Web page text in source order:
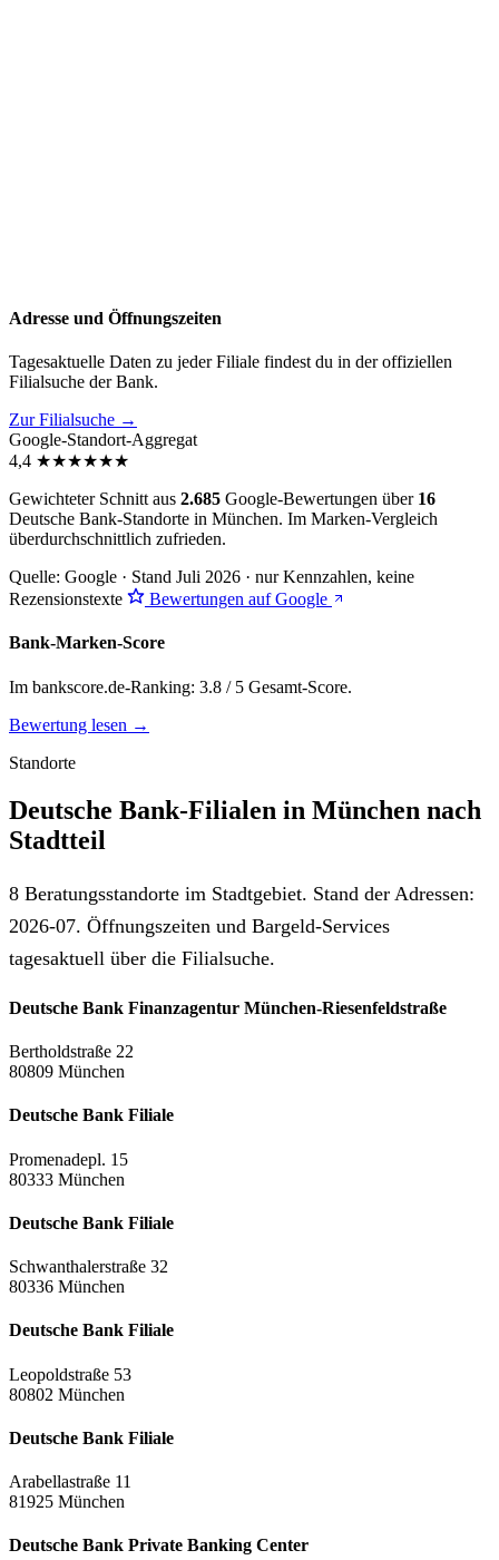
Adresse und Öffnungszeiten
Tagesaktuelle Daten zu jeder Filiale findest du in der offiziellen
Filialsuche der Bank.
Zur Filialsuche →
Google-Standort-Aggregat
4,4 ★★★★★★
Gewichteter Schnitt aus 2.685 Google-Bewertungen über 16
Deutsche Bank-Standorte in München. Im Marken-Vergleich
überdurchschnittlich zufrieden.
Quelle: Google · Stand Juli 2026 · nur Kennzahlen, keine
Rezensionstexte
Bewertungen auf Google
Bank-Marken-Score
Im bankscore.de-Ranking: 3.8 / 5 Gesamt-Score.
Bewertung lesen →
Standorte
Deutsche Bank-Filialen in München nach
Stadtteil
8 Beratungsstandorte im Stadtgebiet. Stand der Adressen:
2026-07. Öffnungszeiten und Bargeld-Services
tagesaktuell über die Filialsuche.
Deutsche Bank Finanzagentur München-Riesenfeldstraße
Bertholdstraße 22
80809 München
Deutsche Bank Filiale
Promenadepl. 15
80333 München
Deutsche Bank Filiale
Schwanthalerstraße 32
80336 München
Deutsche Bank Filiale
Leopoldstraße 53
80802 München
Deutsche Bank Filiale
Arabellastraße 11
81925 München
Deutsche Bank Private Banking Center